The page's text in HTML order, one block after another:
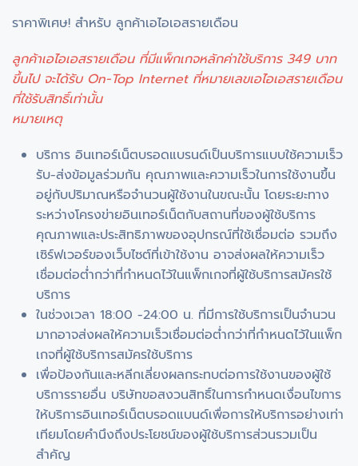
ราคาพิเศษ! สำหรับ ลูกค้าเอไอเอสรายเดือน
ลูกค้าเอไอเอสรายเดือน ที่มีแพ็กเกจหลักค่าใช้บริการ 349 บาท
ขึ้นไป จะได้รับ On-Top Internet ที่หมายเลขเอไอเอสรายเดือน
ที่ใช้รับสิทธิ์เท่านั้น
หมายเหตุ
บริการ อินเทอร์เน็ตบรอดแบรนด์เป็นบริการแบบใช้ความเร็ว
รับ-ส่งข้อมูลร่วมกัน คุณภาพและความเร็วในการใช้งานขึ้น
อยู่กับปริมาณหรือจำนวนผู้ใช้งานในขณะนั้น โดยระยะทาง
ระหว่างโครงข่ายอินเทอร์เน็ตกับสถานที่ของผู้ใช้บริการ
คุณภาพและประสิทธิภาพของอุปกรณ์ที่ใช้เชื่อมต่อ รวมถึง
เซิร์ฟเวอร์ของเว็บไซต์ที่เข้าใช้งาน อาจส่งผลให้ความเร็ว
เชื่อมต่อต่ำกว่าที่กำหนดไว้ในแพ็กเกจที่ผู้ใช้บริการสมัครใช้
บริการ
ในช่วงเวลา 18:00 -24:00 น. ที่มีการใช้บริการเป็นจำนวน
มากอาจส่งผลให้ความเร็วเชื่อมต่อต่ำกว่าที่กำหนดไว้ในแพ็ก
เกจที่ผู้ใช้บริการสมัครใช้บริการ
เพื่อป้องกันและหลีกเลี่ยงผลกระทบต่อการใช้งานของผู้ใช้
บริการรายอื่น บริษัทขอสงวนสิทธิ์ในการกำหนดเงื่อนไขการ
ให้บริการอินเทอร์เน็ตบรอดแบนด์เพื่อการให้บริการอย่างเท่า
เทียมโดยคำนึงถึงประโยชน์ของผู้ใช้บริการส่วนรวมเป็น
สำคัญ